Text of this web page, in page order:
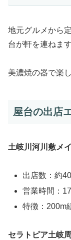
地元グルメから
台が軒を連ねます
美濃焼の器で楽
屋台の出店
土岐川河川敷メ
出店数：約
営業時間：
特徴：200m
セラトピア土岐